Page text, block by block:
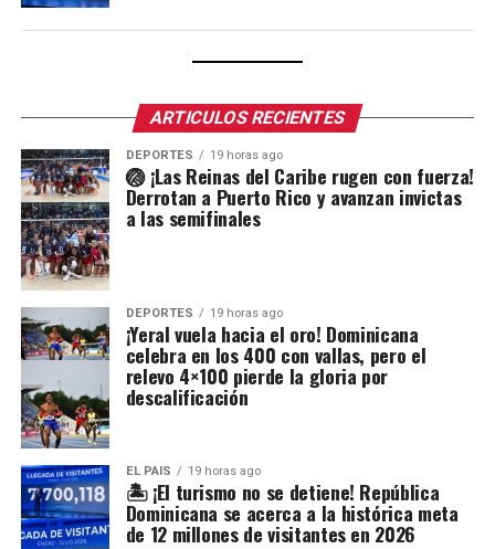
ARTICULOS RECIENTES
DEPORTES 19 horas ago
🏐 ¡Las Reinas del Caribe rugen con fuerza!
Derrotan a Puerto Rico y avanzan invictas
a las semifinales
DEPORTES 19 horas ago
¡Yeral vuela hacia el oro! Dominicana
celebra en los 400 con vallas, pero el
relevo 4×100 pierde la gloria por
descalificación
EL PAIS 19 horas ago
🏝️ ¡El turismo no se detiene! República
Dominicana se acerca a la histórica meta
de 12 millones de visitantes en 2026